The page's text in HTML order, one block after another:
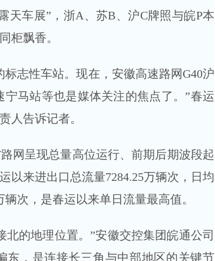
天车展”，浙A、苏B、沪C牌照与皖P本
柜飘香。
志性车站。现在，安徽高速路网G40沪
马站等也是媒体关注的焦点了。”春运
人告诉记者。
呈现总量高位运行、前期后期波段起
以来进出口总流量7284.25万辆次，日均
次，是春运以来单日流量最高值。
的地理位置。”安徽交控集团皖通公司
东，是连接长三角与中部地区的关键节